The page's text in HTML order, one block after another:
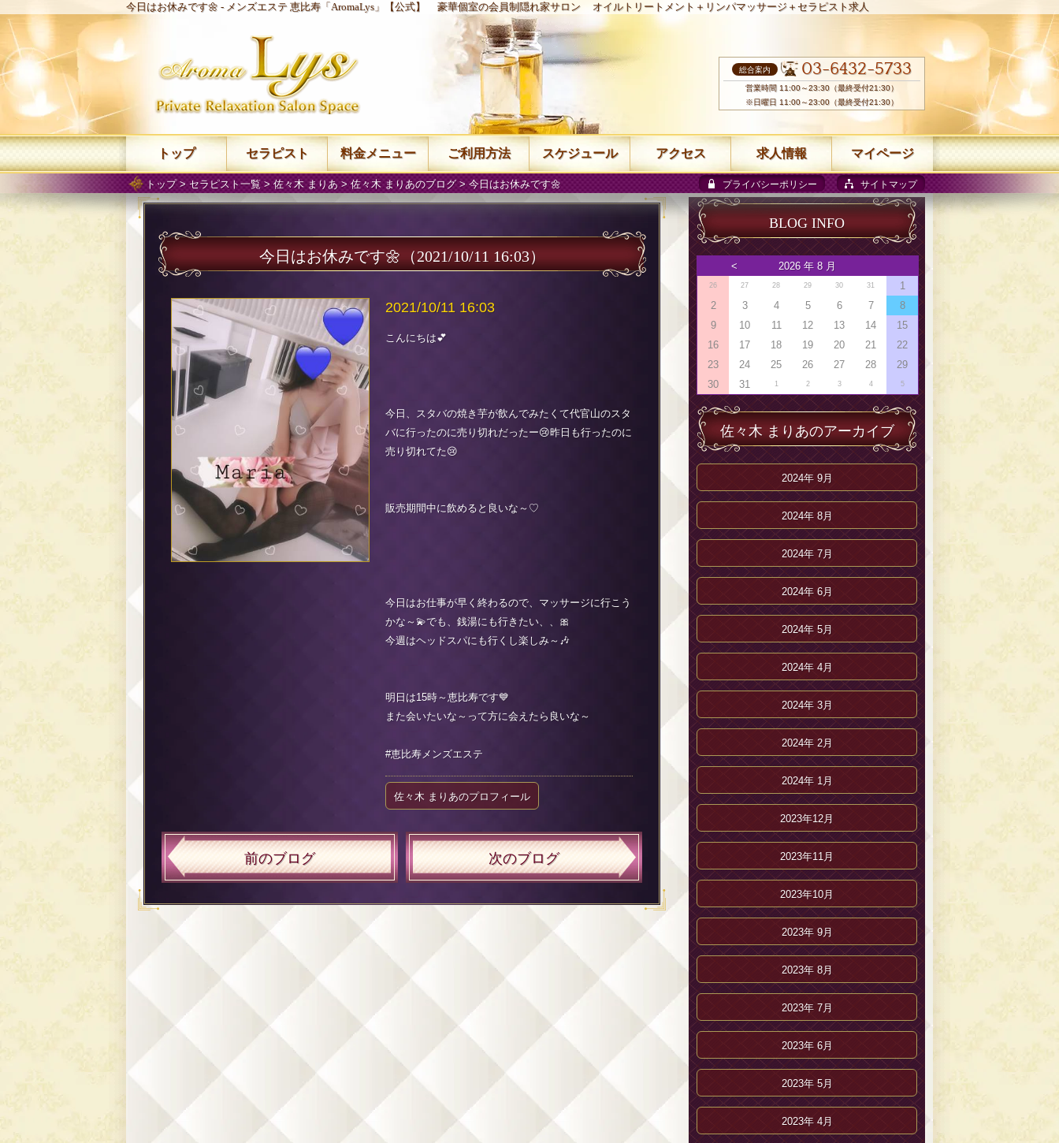
今日はお休みです🌼 - メンズエステ 恵比寿「AromaLys」【公式】 豪華個室の会員制隠れ家サロン オイルトリートメント＋リンパマッサージ＋セラピスト求人
トップ> セラピスト一覧>佐々木 まりあ>佐々木 まりあのブログ > 今日はお休みです🌼 プライバシーポリシー サイトマップ
今日はお休みです🌼 （2021/10/11 16:03）
2021/10/11 16:03
こんにちは💕
今日、スタバの焼き芋が飲んでみたくて代官山のスタ
バに行ったのに売り切れだったー😢昨日も行ったのに
売り切れてた😢
販売期間中に飲めると良いな～♡
今日はお仕事が早く終わるので、マッサージに行こう
かな～💫でも、銭湯にも行きたい、、🎀
今週はヘッドスパにも行くし楽しみ～🎶
明日は15時～恵比寿です💙
また会いたいな～って方に会えたら良いな～
#恵比寿メンズエステ
佐々木 まりあのプロフィール
前のブログ 次のブログ
BLOG INFO
< 2026 年 8 月
26 27 28 29 30 31
1
2
3 4 5 6 7
8
9
10 11 12 13 14
15
16
17 18 19 20 21
22
23
24 25 26 27 28
29
30
31 1 2 3 4 5
佐々木 まりあのアーカイブ
2024年 9月
2024年 8月
2024年 7月
2024年 6月
2024年 5月
2024年 4月
2024年 3月
2024年 2月
2024年 1月
2023年12月
2023年11月
2023年10月
2023年 9月
2023年 8月
2023年 7月
2023年 6月
2023年 5月
2023年 4月
総合案内 03-6432-5733
営業時間 11:00～23:30（最終受付21:30）
※日曜日 11:00～23:00（最終受付21:30）
トップ セラピスト 料金メニュー ご利用方法 スケジュール アクセス 求人情報 マイページ